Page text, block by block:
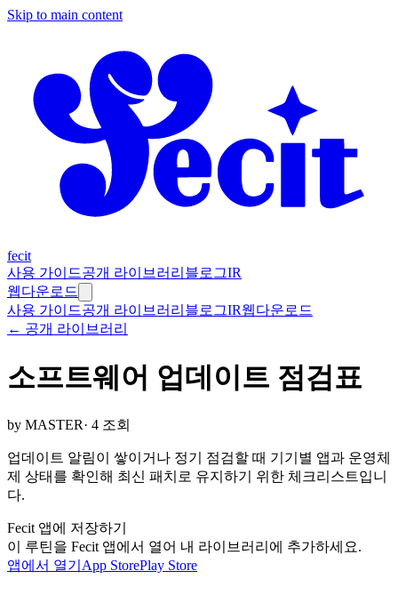
Skip to main content
fecit
사용 가이드공개 라이브러리 블로그IR
웹다운로드
사용 가이드공개 라이브러리 블로그IR웹다운로드
← 공개 라이브러리
소프트웨어 업데이트 점검표
by MASTER· 4 조회
업데이트 알림이 쌓이거나 정기 점검할 때 기기별 앱과 운영체
제 상태를 확인해 최신 패치로 유지하기 위한 체크리스트입니
다.
Fecit 앱에 저장하기
이 루틴을 Fecit 앱에서 열어 내 라이브러리에 추가하세요.
앱에서 열기 App StorePlay Store